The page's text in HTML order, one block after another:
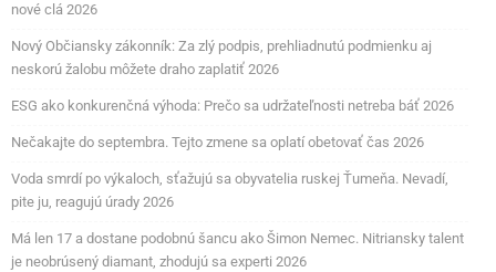
nové clá 2026
Nový Občiansky zákonník: Za zlý podpis, prehliadnutú podmienku aj
neskorú žalobu môžete draho zaplatiť 2026
ESG ako konkurenčná výhoda: Prečo sa udržateľnosti netreba báť 2026
Nečakajte do septembra. Tejto zmene sa oplatí obetovať čas 2026
Voda smrdí po výkaloch, sťažujú sa obyvatelia ruskej Ťumeňa. Nevadí,
pite ju, reagujú úrady 2026
Má len 17 a dostane podobnú šancu ako Šimon Nemec. Nitriansky talent
je neobrúsený diamant, zhodujú sa experti 2026